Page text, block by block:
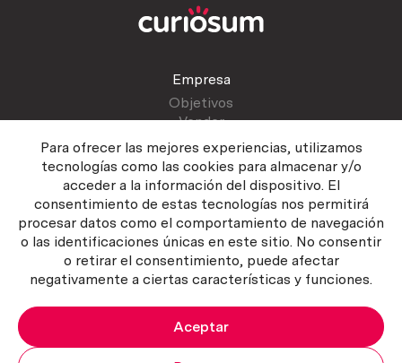
Para ofrecer las mejores experiencias, utilizamos
tecnologías como las cookies para almacenar y/o
acceder a la información del dispositivo. El
consentimiento de estas tecnologías nos permitirá
procesar datos como el comportamiento de navegación
o las identificaciones únicas en este sitio. No consentir
o retirar el consentimiento, puede afectar
negativamente a ciertas características y funciones.
Aceptar
Empresa
Objetivos
Vender
Atención al cliente
Contactar
Manual del vendedor
Política del servicio
Política de Cookies